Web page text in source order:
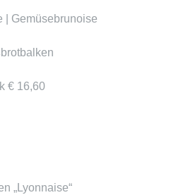
| Gemüsebrunoise
€ 16,60
„Lyonnaise“